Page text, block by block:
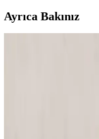
Ayrıca Bakınız
Destekleyin Güvenilir
Melamoon melatonin, uyku
kolaylaştıran doğal bir
ürün, uyku sorunlarıyla
Şekersiz Kakao Tozu: